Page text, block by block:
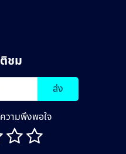
ชม
ส่ง
วามพึงพอใจ